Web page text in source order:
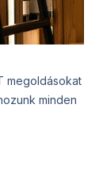
megoldásokat
minden